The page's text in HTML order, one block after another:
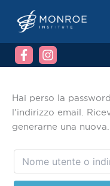
contenuto
Hai perso la
l'indirizzo email.
generarne una nuova.